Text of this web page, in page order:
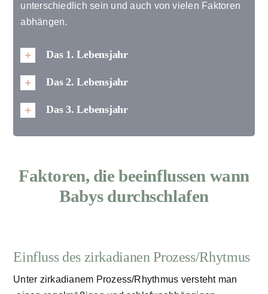
unterschiedlich sein und auch von vielen Faktoren
abhängen.
Das 1. Lebensjahr
Das 2. Lebensjahr
Das 3. Lebensjahr
Faktoren, die beeinflussen wann
Babys durchschlafen
Einfluss des zirkadianen Prozess/Rhytmus
Unter zirkadianem Prozess/Rhythmus versteht man